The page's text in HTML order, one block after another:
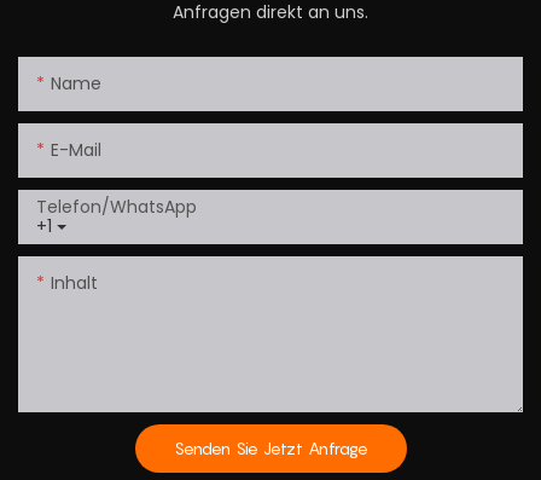
Anfragen direkt an uns.
Name
E-Mail
+1
Telefon/WhatsApp
Inhalt
Senden Sie Jetzt Anfrage